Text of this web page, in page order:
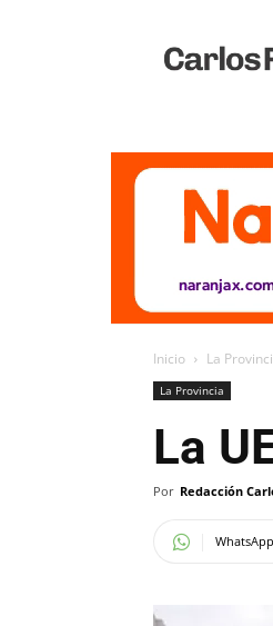
Vivo
Inicio La
La Provincia
La
Por Redacción
WhatsApp